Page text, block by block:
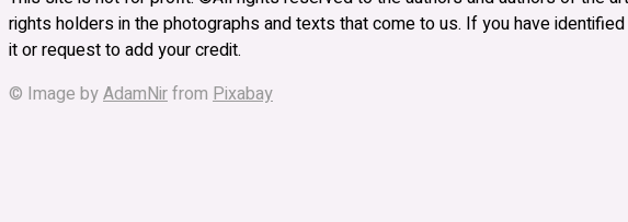
rights holders in the photographs and texts that come to us. If you have
it or request to add your credit.
© Image byAdamNirfrom Pixabay